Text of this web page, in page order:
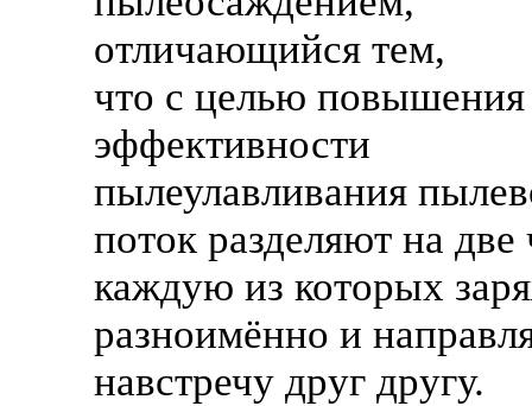
отличающийся тем,
что с целью повышения
эффективности
пылеулавливания
поток разделяют на две
каждую из которых
разноимённо и
навстречу друг другу.